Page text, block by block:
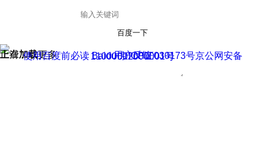
百度一下
正在加载
上滑加载更多 用户反馈
使用百度前必读 Baidu 京ICP证030173号
京公网安备11000002000001号